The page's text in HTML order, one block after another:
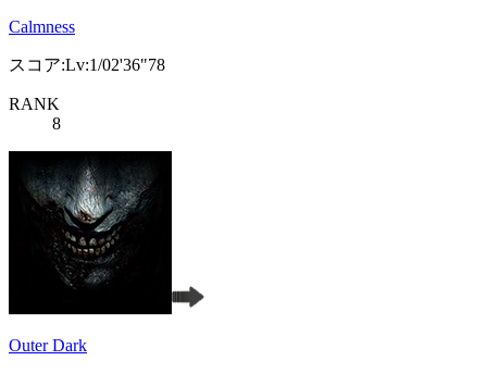
Calmness
スコア:Lv:1/02'36"78
RANK
8
Outer Dark